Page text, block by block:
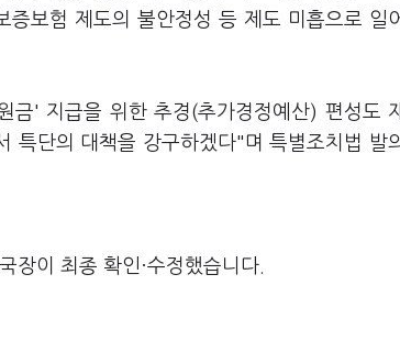
보험 제도의 불안정성 등 제도 미흡으로 일
금' 지급을 위한 추경(추가경정예산) 편성도
특단의 대책을 강구하겠다"며 특별조치법 발
장이 최종 확인·수정했습니다.